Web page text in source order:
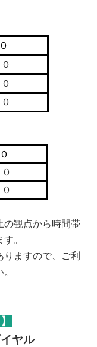
観点から時間帯
。
りますので、
ご利
】
ヤル